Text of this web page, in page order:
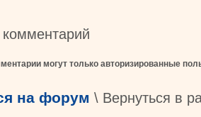
могут только авторизированные
на форум \ Вернуться в